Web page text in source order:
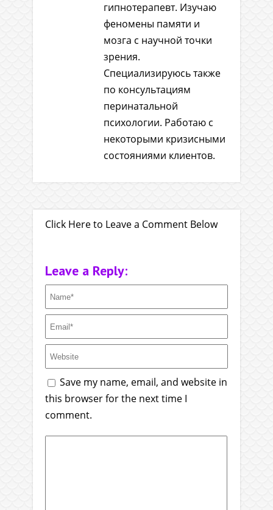
гипнотерапевт. Изучаю
феномены памяти и
мозга с научной точки
зрения.
Специализируюсь также
по консультациям
перинатальной
психологии. Работаю с
некоторыми кризисными
состояниями клиентов.
Click Here to Leave a Comment Below
Leave a Reply:
Save my name, email, and website in
this browser for the next time I
comment.